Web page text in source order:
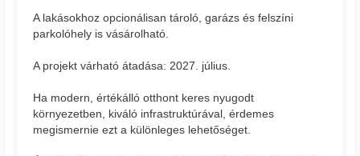
A lakásokhoz opcionálisan tároló, garázs és felszíni
parkolóhely is vásárolható.
A projekt várható átadása: 2027. július.
Ha modern, értékálló otthont keres nyugodt
környezetben, kiváló infrastruktúrával, érdemes
megismernie ezt a különleges lehetőséget.